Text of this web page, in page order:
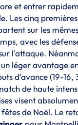
et entrer
Les cinq
sur les
avec les
l'attaque.
léger avantage
d'avance (19-16,
de haute
visent
de Noël. Le